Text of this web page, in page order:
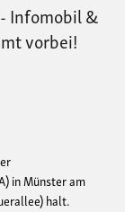
Infomobil &
vorbei!
in Münster am
halt.